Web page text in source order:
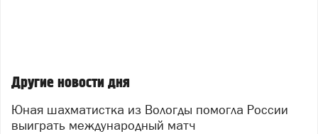
Другие новости дня
Юная шахматистка из Вологды помогла России
выиграть международный матч